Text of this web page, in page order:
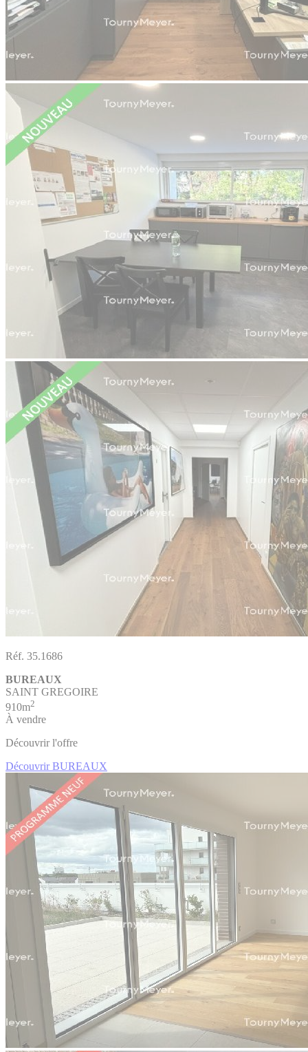
Réf. 35.1686
BUREAUX
SAINT GREGOIRE
910m2
À vendre
Découvrir l'offre
Découvrir BUREAUX